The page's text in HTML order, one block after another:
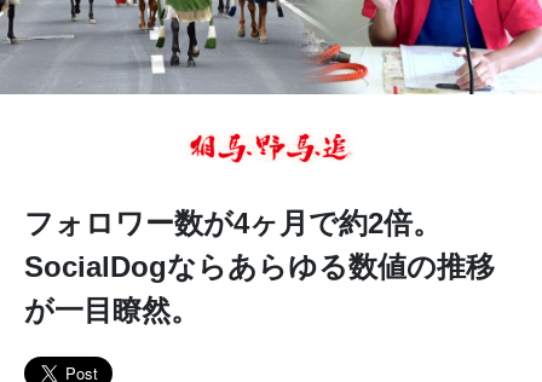
フォロワー数が4ヶ月で約2倍。
SocialDogならあらゆる数値の推移
が一目瞭然。